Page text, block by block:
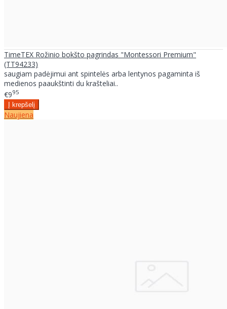
TimeTEX Rožinio bokšto pagrindas "Montessori Premium"
(TT94233)
saugiam padėjimui ant spintelės arba lentynos pagaminta iš
medienos paaukštinti du krašteliai..
€995
Naujiena